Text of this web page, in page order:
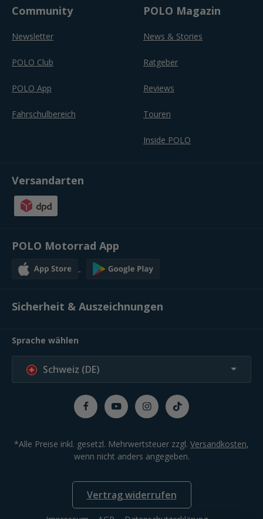
Community
Newsletter
POLO Club
POLO App
Fahrschulbereich
POLO Magazin
News & Stories
Ratgeber
Reviews
Touren
Inside POLO
Versandarten
POLO Motorrad App
Sicherheit & Auszeichnungen
Sprache wählen
Schweiz (DE)
*Alle Preise inkl. gesetzl. Mehrwertsteuer zzgl. Versandkosten,
wenn nicht anders angegeben.
Vertrag widerrufen